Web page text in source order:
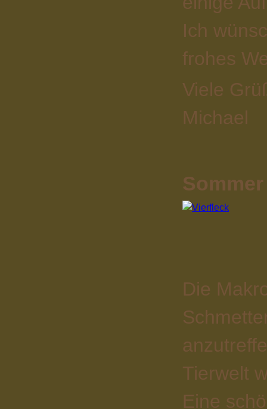
Ich
frohes
Viele
Michael
Sommer
Die
Tierwelt
Eine